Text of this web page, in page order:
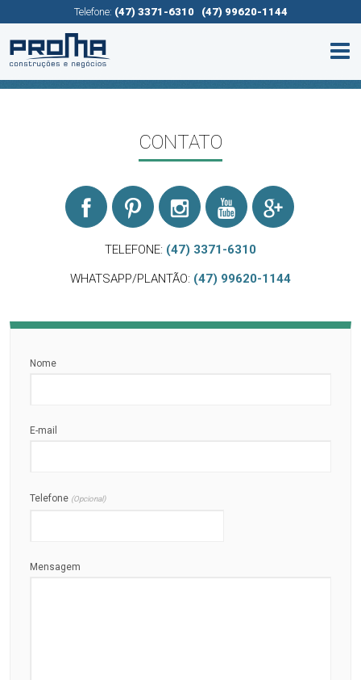
Telefone: (47) 3371-6310 (47) 99620-1144
CONTATO
TELEFONE: (47) 3371-6310
WHATSAPP/PLANTÃO: (47) 99620-1144
Nome
E-mail
Telefone (Opcional)
Mensagem